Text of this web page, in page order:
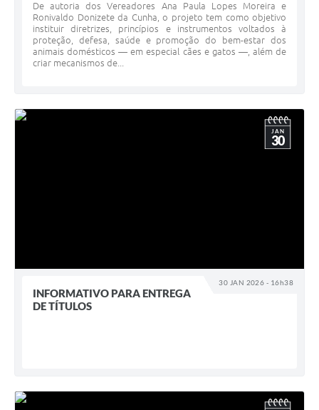
De autoria dos Vereadores Ana Paula Lopes Moreira e
Ronivaldo Donizete da Cunha, o projeto tem como objetivo
instituir diretrizes, princípios e instrumentos voltados à
proteção, defesa, saúde e promoção do bem-estar dos
animais domésticos — em especial cães e gatos —, além de
criar mecanismos de...
30 JAN 2026 - 16h38
JAN
30
INFORMATIVO PARA ENTREGA
DE TÍTULOS